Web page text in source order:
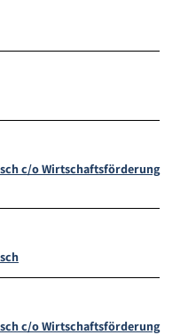
c/o Wirtschaftsförderung
c/o Wirtschaftsförderung